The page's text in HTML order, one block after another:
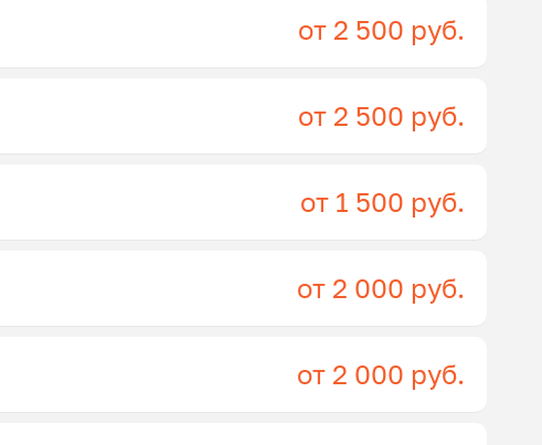
от 2 500 руб.
от 2 500 руб.
от 1 500 руб.
от 2 000 руб.
от 2 000 руб.